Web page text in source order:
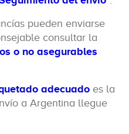
pueden enviarse
consultar la
o no asegurables
adecuado es la
a Argentina llegue